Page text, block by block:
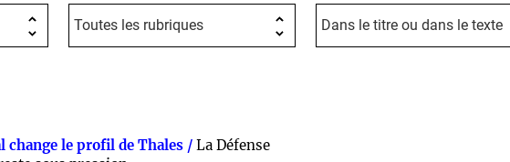
change le profil de Thales / La Défense